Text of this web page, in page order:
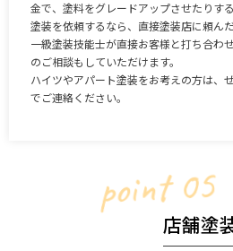
金で、塗料をグレードアップさせたりす
塗装を依頼するなら、直接塗装店に頼ん
一級塗装技能士が直接お客様と打ち合わ
のご相談もしていただけます。
ハイツやアパート塗装をお考えの方は、
でご連絡ください。
店舗塗
point 05